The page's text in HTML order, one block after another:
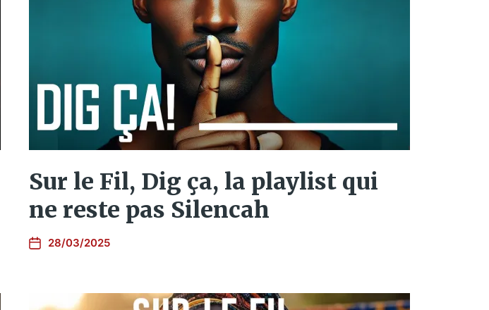
Sur le Fil, Dig ça, la playlist qui
ne reste pas Silencah
28/03/2025